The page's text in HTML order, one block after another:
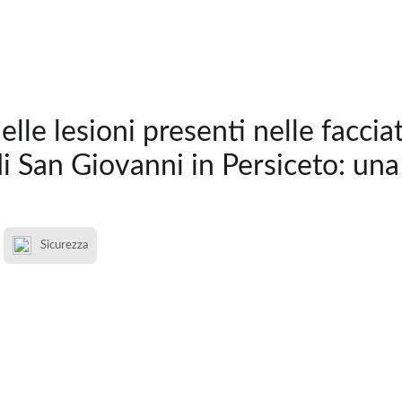
lesioni presenti nelle
San Giovanni in Persiceto:
Sicurezza